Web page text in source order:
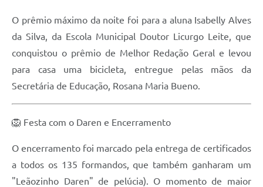
O prêmio máximo da noite foi para a aluna Isabelly Alves
da Silva, da Escola Municipal Doutor Licurgo Leite, que
conquistou o prêmio de Melhor Redação Geral e levou
para casa uma bicicleta, entregue pelas mãos da
Secretária de Educação, Rosana Maria Bueno.
🦁 Festa com o Daren e Encerramento
O encerramento foi marcado pela entrega de certificados
a todos os 135 formandos, que também ganharam um
"Leãozinho Daren" de pelúcia). O momento de maior